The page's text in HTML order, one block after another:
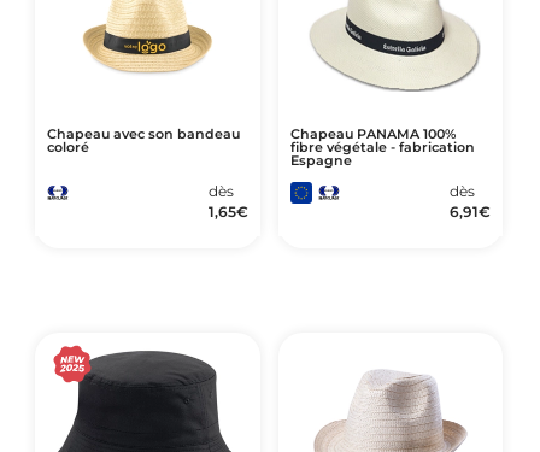
Chapeau avec son bandeau
coloré
dès
1,65€
Chapeau PANAMA 100%
fibre végétale - fabrication
Espagne
dès
6,91€